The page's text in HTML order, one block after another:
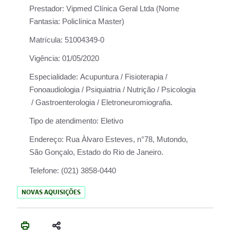
Prestador: Vipmed Clínica Geral Ltda (Nome
Fantasia: Policlínica Master)
Matrícula: 51004349-0
Vigência: 01/05/2020
Especialidade: Acupuntura / Fisioterapia /
Fonoaudiologia / Psiquiatria / Nutrição / Psicologia
/ Gastroenterologia / Eletroneuromiografia.
Tipo de atendimento: Eletivo
Endereço: Rua Àlvaro Esteves, n°78, Mutondo,
São Gonçalo, Estado do Rio de Janeiro.
Telefone: (021) 3858-0440
NOVAS AQUISIÇÕES